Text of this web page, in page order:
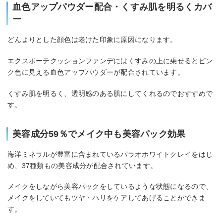
血色アップパウダー配合・くすみ肌を明るくカバ
ー
どんよりとした顔色は老けた印象に原因になります。
エクスボーテクッションファンデにはくすみの上に乗せるとピン
ク色に見える血色アップパウダーが配合されています。
くすみ肌を明るく、透明感のある肌にしてくれるのでおすすめで
す。
美容成分59％でメイク中も美容パック効果
海洋ミネラルが豊富に含まれているパラオホワイトクレイをはじ
め、37種類もの美容成分が配合されています。
メイクをしながら美容パックをしているような状態になるので、
メイクをしていてもツヤ・ハリをケアしてあげることができま
す。